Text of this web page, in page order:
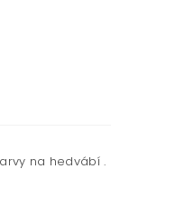
na hedvábí .